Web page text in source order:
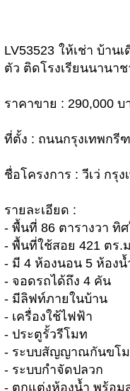
LV53523 ให้เช่า บ้า
ตัว ติดโรงเรียนนานา
ราคาขาย : 290,000 บ
ที่ตั้ง : ถนนกรุงเทพกรี
ชื่อโครงการ : วีเว่ กรุ
รายละเอียด :
- พื้นที่ 86 ตารางวา ทิ
- พื้นที่ใช้สอย 421 ตร.
- มี 4 ห้องนอน 5 ห้อง
- จอดรถได้ถึง 4 คัน
- มีลิฟท์ภายในบ้าน
- เครื่องใช้ไฟฟ้า
- ประตูรั้วรีโมท
- ระบบสัญญาณกันขโ
- ระบบกำจัดปลวก
- ตกแต่งห้องน้ำ พร้อ